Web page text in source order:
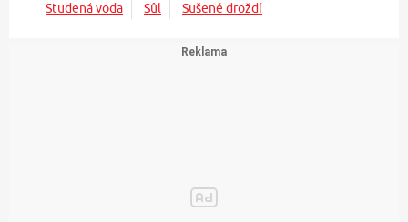
Studená voda
Sůl Sušené droždí